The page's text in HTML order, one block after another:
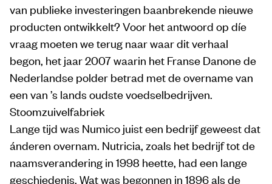
van publieke investeringen baanbrekende nieuwe
producten ontwikkelt? Voor het antwoord op díe
vraag moeten we terug naar waar dit verhaal
begon, het jaar 2007 waarin het Franse Danone de
Nederlandse polder betrad met de overname van
een van ’s lands oudste voedselbedrijven.
Stoomzuivelfabriek
Lange tijd was Numico juist een bedrijf geweest dat
ánderen overnam. Nutricia, zoals het bedrijf tot de
naamsverandering in 1998 heette, had een lange
geschiedenis. Wat was begonnen in 1896 als de